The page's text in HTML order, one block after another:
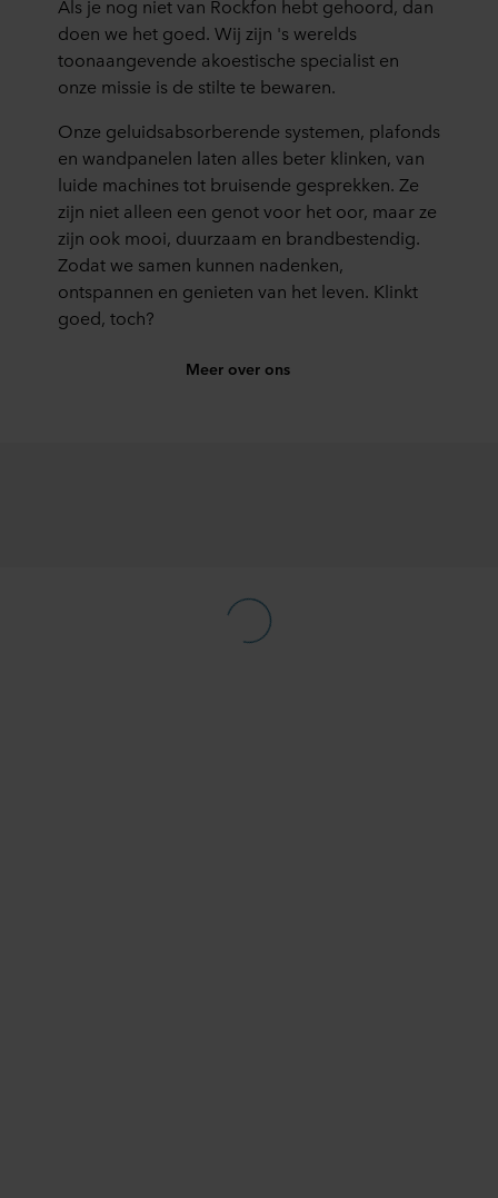
Als je nog niet van Rockfon hebt gehoord, dan
doen we het goed. Wij zijn 's werelds
toonaangevende akoestische specialist en
onze missie is de stilte te bewaren.
Onze geluidsabsorberende systemen, plafonds
en wandpanelen laten alles beter klinken, van
luide machines tot bruisende gesprekken. Ze
zijn niet alleen een genot voor het oor, maar ze
zijn ook mooi, duurzaam en brandbestendig.
Zodat we samen kunnen nadenken,
ontspannen en genieten van het leven. Klinkt
goed, toch?
Meer over ons